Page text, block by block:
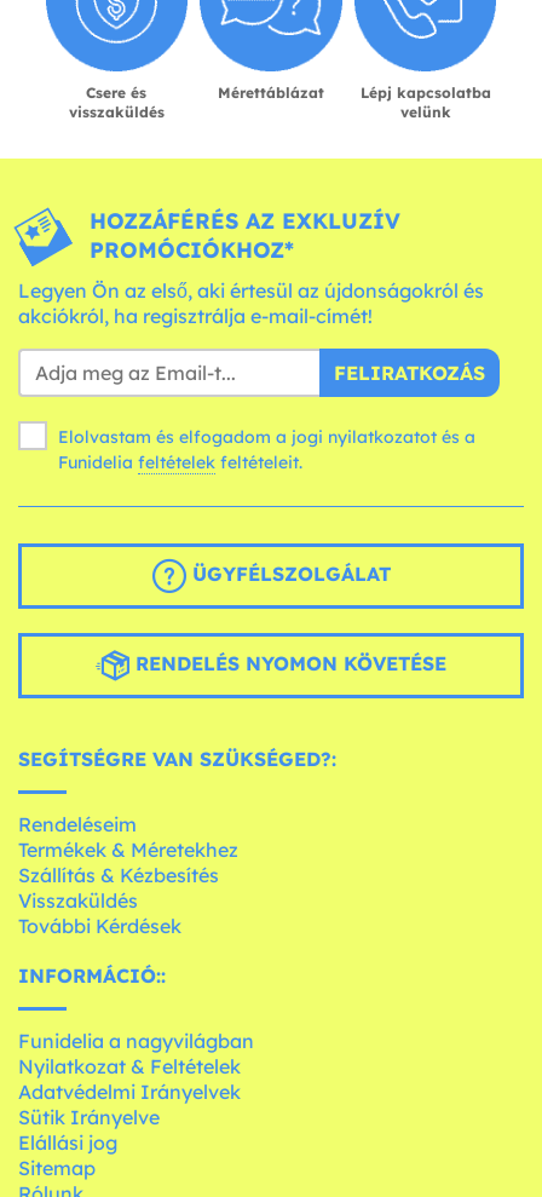
Csere és
visszaküldés
Mérettáblázat
Lépj kapcsolatba
velünk
HOZZÁFÉRÉS AZ EXKLUZÍV
PROMÓCIÓKHOZ*
Legyen Ön az első, aki értesül az újdonságokról és
akciókról, ha regisztrálja e-mail-címét!
FELIRATKOZÁS
Elolvastam és elfogadom a jogi nyilatkozatot és a
Funidelia feltételek feltételeit.
ÜGYFÉLSZOLGÁLAT
RENDELÉS NYOMON KÖVETÉSE
SEGÍTSÉGRE VAN SZÜKSÉGED?:
Rendeléseim
Termékek & Méretekhez
Szállítás & Kézbesítés
Visszaküldés
További Kérdések
INFORMÁCIÓ::
Funidelia a nagyvilágban
Nyilatkozat & Feltételek
Adatvédelmi Irányelvek
Sütik Irányelve
Elállási jog
Sitemap